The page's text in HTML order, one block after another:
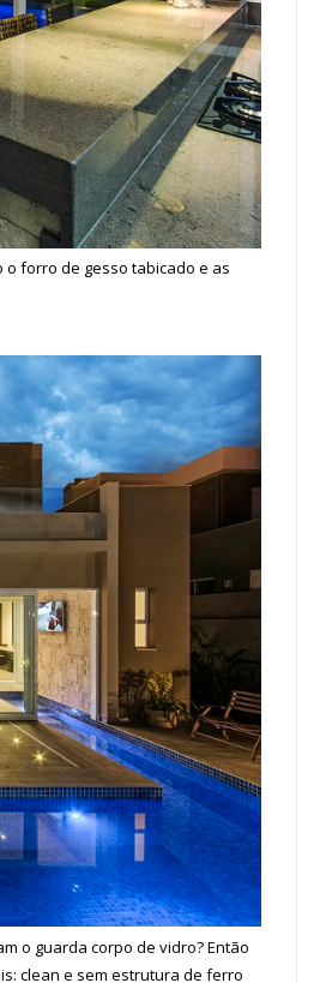
forro de gesso tabicado e as
o guarda corpo de vidro? Então
clean e sem estrutura de ferro